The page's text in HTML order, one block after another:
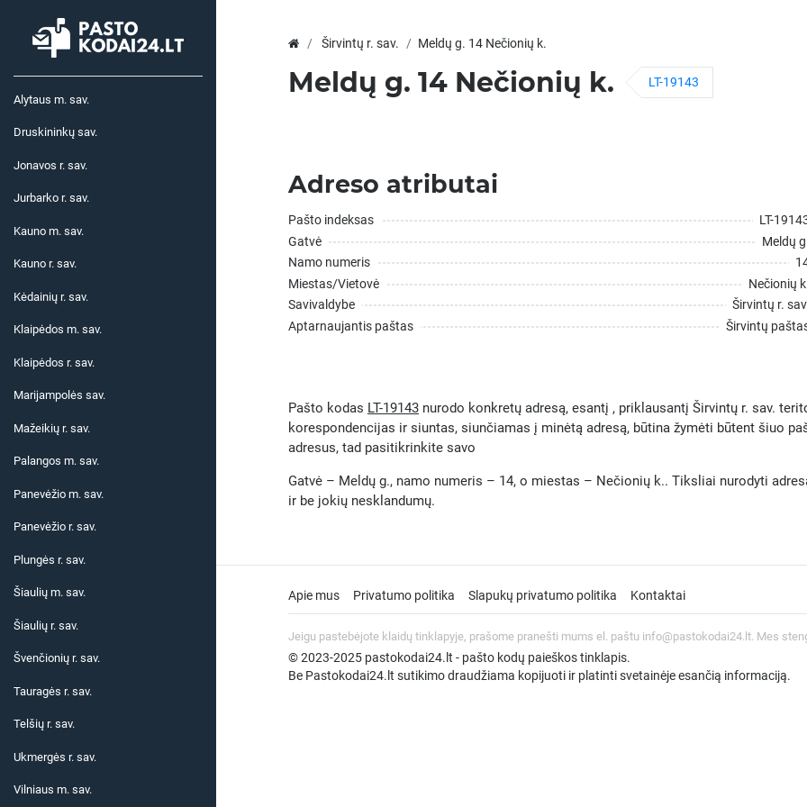
Alytaus m. sav.
Druskininkų sav.
Jonavos r. sav.
Jurbarko r. sav.
Kauno m. sav.
Kauno r. sav.
Kėdainių r. sav.
Klaipėdos m. sav.
Klaipėdos r. sav.
Marijampolės sav.
Mažeikių r. sav.
Palangos m. sav.
Panevėžio m. sav.
Panevėžio r. sav.
Plungės r. sav.
Šiaulių m. sav.
Šiaulių r. sav.
Švenčionių r. sav.
Tauragės r. sav.
Telšių r. sav.
Ukmergės r. sav.
Vilniaus m. sav.
Širvintų r. sav. Meldų g. 14 Nečionių k.
Meldų g. 14 Nečionių k. LT-19143
Adreso atributai
Pašto indeksas
LT-
Gatvė
Meldų
Namo numeris
Miestas/Vietovė
Nečionių
Savivaldybe
Širvintų r.
Aptarnaujantis paštas
Širvintų
Pašto kodas LT-19143 nurodo konkretų adresą, esantį , priklausantį Širvintų r. sav.
korespondencijas ir siuntas, siunčiamas į minėtą adresą, būtina žymėti būtent šiuo
adresus, tad pasitikrinkite savo
Gatvė – Meldų g., namo numeris – 14, o miestas – Nečionių k.. Tiksliai nurodyti
ir be jokių nesklandumų.
Apie mus Privatumo politika Slapukų privatumo politika Kontaktai
Jeigu pastebėjote klaidų tinklapyje, prašome pranešti mums el. paštu info@pastokodai24.lt. Mes
© 2023-2025 pastokodai24.lt - pašto kodų paieškos tinklapis.
Be Pastokodai24.lt sutikimo draudžiama kopijuoti ir platinti svetainėje esančią informaciją.